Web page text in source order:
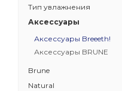
Тип увлажнения
Аксессуары
Аксессуары Breeeth!
Аксессуары BRUNE
Brune
Natural